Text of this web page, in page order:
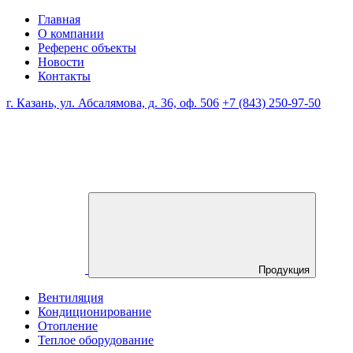
Главная
О компании
Референс объекты
Новости
Контакты
г. Казань, ул. Абсалямова, д. 36, оф. 506 +7 (843) 250-97-50
Продукция
Вентиляция
Кондиционирование
Отопление
Теплое оборудование